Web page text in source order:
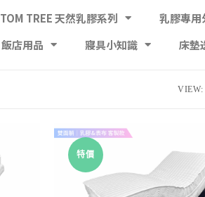
TOM TREE 天然乳膠系列
乳膠專用
飯店用品 寢具小知識 床墊
VIEW:
特價